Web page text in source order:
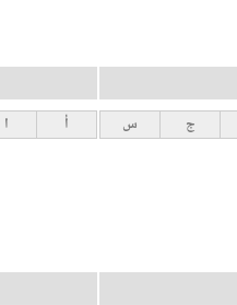
ج س أ ا